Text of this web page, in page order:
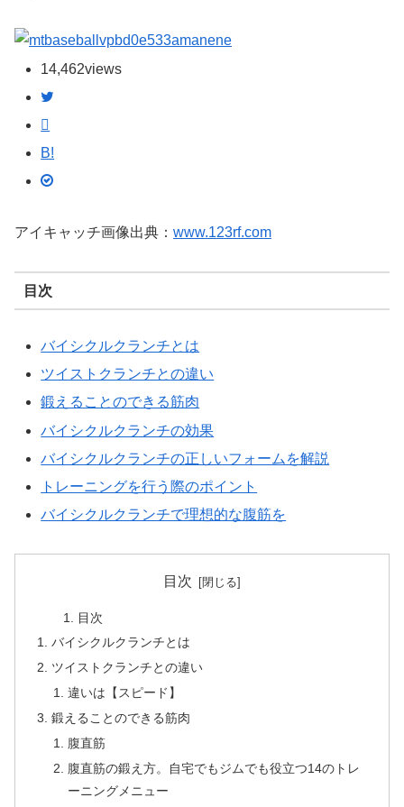
manene
14,462views
B!
アイキャッチ画像出典： www.123rf.com
目次
バイシクルクランチとは
ツイストクランチとの違い
鍛えることのできる筋肉
バイシクルクランチの効果
バイシクルクランチの正しいフォームを解説
トレーニングを行う際のポイント
バイシクルクランチで理想的な腹筋を
目次
目次
バイシクルクランチとは
ツイストクランチとの違い
違いは【スピード】
鍛えることのできる筋肉
腹直筋
腹直筋の鍛え方。自宅でもジムでも役立つ14のトレ
ーニングメニュー